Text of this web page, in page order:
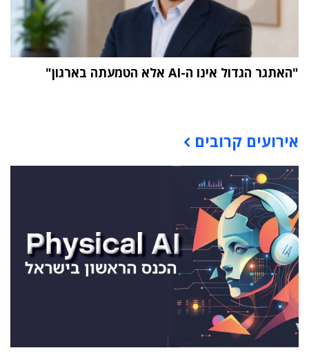
"האתגר הגדול אינו ה-AI אלא הטמעתה בארגון"
אירועים קרובים